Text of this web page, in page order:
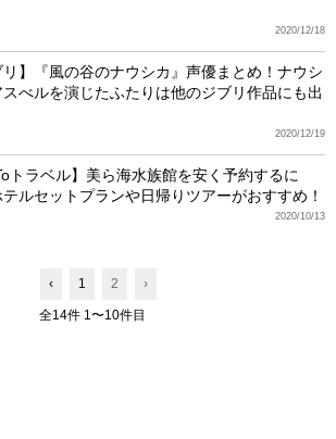
2020/12/18
リ】『風の谷のナウシカ』声優まとめ！ナウシ
スべルを演じたふたりは他のジブリ作品にも出
2020/12/19
トラベル】美ら海水族館を安く予約するに
ルセットプランや日帰りツアーがおすすめ！
2020/10/13
‹ 1 2 ›
全14件 1〜10件目